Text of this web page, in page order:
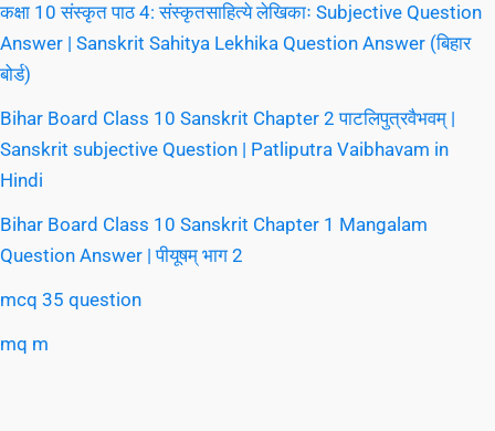
कक्षा 10 संस्कृत पाठ 4: संस्कृतसाहित्ये लेखिकाः Subjective Question
Answer | Sanskrit Sahitya Lekhika Question Answer (बिहार
बोर्ड)
Bihar Board Class 10 Sanskrit Chapter 2 पाटलिपुत्रवैभवम् |
Sanskrit subjective Question | Patliputra Vaibhavam in
Hindi
Bihar Board Class 10 Sanskrit Chapter 1 Mangalam
Question Answer | पीयूषम् भाग 2
mcq 35 question
mq m